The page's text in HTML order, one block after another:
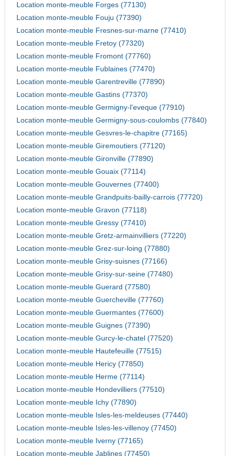
Location monte-meuble Forges (77130)
Location monte-meuble Fouju (77390)
Location monte-meuble Fresnes-sur-marne (77410)
Location monte-meuble Fretoy (77320)
Location monte-meuble Fromont (77760)
Location monte-meuble Fublaines (77470)
Location monte-meuble Garentreville (77890)
Location monte-meuble Gastins (77370)
Location monte-meuble Germigny-l'eveque (77910)
Location monte-meuble Germigny-sous-coulombs (77840)
Location monte-meuble Gesvres-le-chapitre (77165)
Location monte-meuble Giremoutiers (77120)
Location monte-meuble Gironville (77890)
Location monte-meuble Gouaix (77114)
Location monte-meuble Gouvernes (77400)
Location monte-meuble Grandpuits-bailly-carrois (77720)
Location monte-meuble Gravon (77118)
Location monte-meuble Gressy (77410)
Location monte-meuble Gretz-armainvilliers (77220)
Location monte-meuble Grez-sur-loing (77880)
Location monte-meuble Grisy-suisnes (77166)
Location monte-meuble Grisy-sur-seine (77480)
Location monte-meuble Guerard (77580)
Location monte-meuble Guercheville (77760)
Location monte-meuble Guermantes (77600)
Location monte-meuble Guignes (77390)
Location monte-meuble Gurcy-le-chatel (77520)
Location monte-meuble Hautefeuille (77515)
Location monte-meuble Hericy (77850)
Location monte-meuble Herme (77114)
Location monte-meuble Hondevilliers (77510)
Location monte-meuble Ichy (77890)
Location monte-meuble Isles-les-meldeuses (77440)
Location monte-meuble Isles-les-villenoy (77450)
Location monte-meuble Iverny (77165)
Location monte-meuble Jablines (77450)